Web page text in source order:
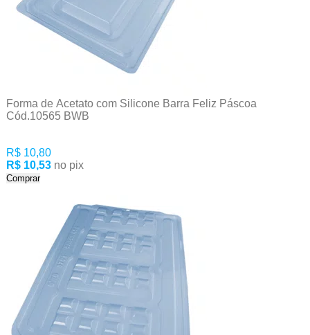
Forma de Acetato com Silicone Barra Feliz Páscoa
Cód.10565 BWB
R$ 10,80
R$ 10,53
no pix
Comprar